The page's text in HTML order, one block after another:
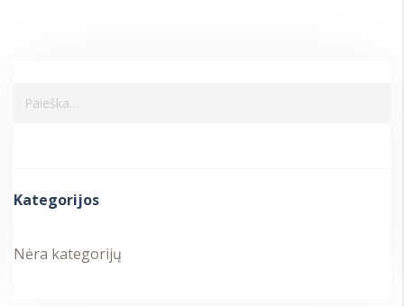
Kategorijos
Nėra kategorijų